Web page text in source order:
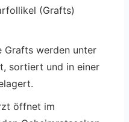
(Grafts)
Grafts werden unter
sortiert und in einer
öffnet im